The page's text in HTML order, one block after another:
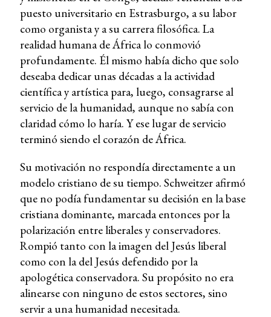
puesto universitario en Estrasburgo, a su labor
como organista y a su carrera filosófica. La
realidad humana de África lo conmovió
profundamente. Él mismo había dicho que solo
deseaba dedicar unas décadas a la actividad
científica y artística para, luego, consagrarse al
servicio de la humanidad, aunque no sabía con
claridad cómo lo haría. Y ese lugar de servicio
terminó siendo el corazón de África.
Su motivación no respondía directamente a un
modelo cristiano de su tiempo. Schweitzer afirmó
que no podía fundamentar su decisión en la base
cristiana dominante, marcada entonces por la
polarización entre liberales y conservadores.
Rompió tanto con la imagen del Jesús liberal
como con la del Jesús defendido por la
apologética conservadora. Su propósito no era
alinearse con ninguno de estos sectores, sino
servir a una humanidad necesitada.